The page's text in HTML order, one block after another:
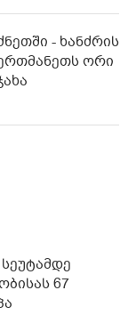
- ხანძრის
ორი
67